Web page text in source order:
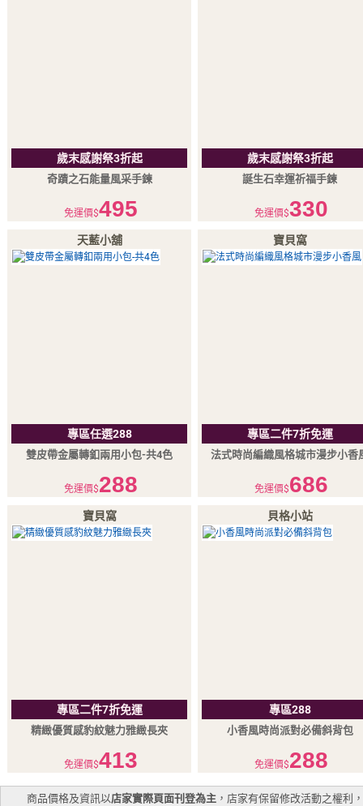
歲末感謝祭3折起
奇蹟之石能量風采手鍊
免運價$495
歲末感謝祭3折起
誕生石幸運祈福手鍊
免運價$330
天藍小舖
專區任選288
雙皮帶金屬轉釦兩用小包-共4色
免運價$288
寶貝窩
專區二件7折免運
法式時尚編織風格城市漫步小香
免運價$686
寶貝窩
專區二件7折免運
精緻優質感豹紋魅力雅緻長夾
免運價$413
貝格小站
專區288
小香風時尚派對必備斜背包
免運價$288
商品價格及資訊以店家實際頁面刊登為主 ，店家有保留修改活動之權利